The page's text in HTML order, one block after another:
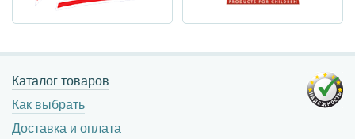
Каталог товаров
Как выбрать
Доставка и оплата